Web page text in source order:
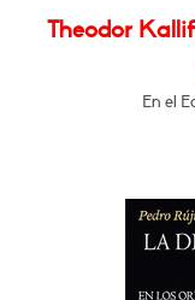
Theodor
En el